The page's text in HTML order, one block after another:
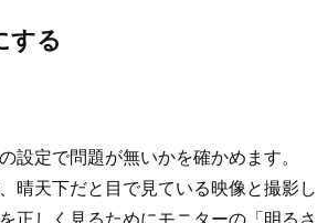
する
定で問題が無いかを確かめます。
晴天下だと目で見ている映像と撮影し
正しく見るためにモニターの「明るさ